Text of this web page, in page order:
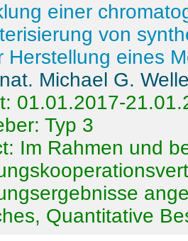
einer
von
Herstellung eines
Michael G.
01.01.2017-
Typ 3
Im Rahmen und
Quantitative